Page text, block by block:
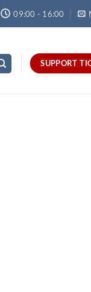
09:00 - 16:00
SUPPORT